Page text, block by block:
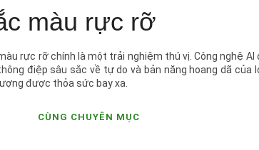
màu rực rỡ
rực rỡ chính là một trải nghiệm thú vị. Công nghệ AI
điệp sâu sắc về tự do và bản năng hoang dã của
được thỏa sức bay xa.
CÙNG CHUYÊN MỤC